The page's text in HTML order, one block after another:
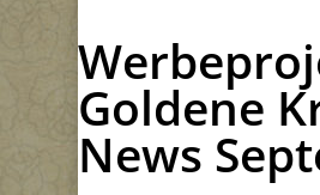
Goldene
News